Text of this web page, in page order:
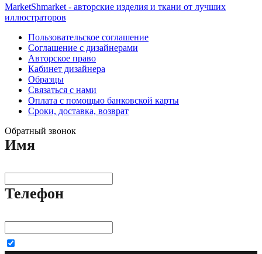
MarketShmarket - авторские изделия и ткани от лучших
иллюстраторов
Пользовательское соглашение
Соглашение с дизайнерами
Авторское право
Кабинет дизайнера
Образцы
Связаться с нами
Оплата с помощью банковской карты
Сроки, доставка, возврат
Обратный звонок
Имя
Телефон